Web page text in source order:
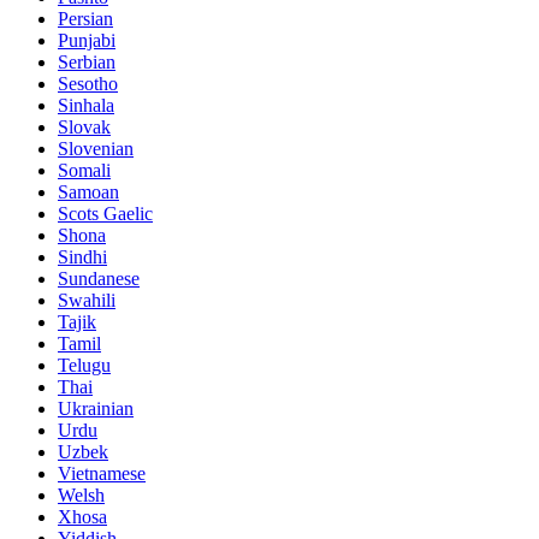
Persian
Punjabi
Serbian
Sesotho
Sinhala
Slovak
Slovenian
Somali
Samoan
Scots Gaelic
Shona
Sindhi
Sundanese
Swahili
Tajik
Tamil
Telugu
Thai
Ukrainian
Urdu
Uzbek
Vietnamese
Welsh
Xhosa